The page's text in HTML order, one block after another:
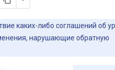
каких-либо соглашений об
нарушающие обратную